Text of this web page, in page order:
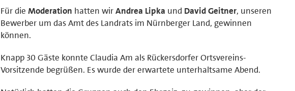
Für die Moderation hatten wirAndrea Lipka und David Geitner, unseren
Bewerber um das Amt des Landrats im Nürnberger Land, gewinnen
können.
Knapp 30 Gäste konnte Claudia Am als Rückersdorfer Ortsvereins-
Vorsitzende begrüßen. Es wurde der erwartete unterhaltsame Abend.